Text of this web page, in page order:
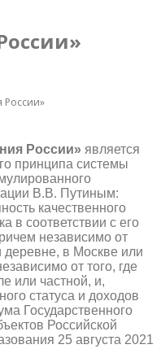
России» является
принципа системы
В.В. Путиным:
качественного
в соответствии с его
независимо от
деревне, в Москве или
от того, где
или частной, и,
статуса и доходов
Государственного
Российской
25 августа 2021